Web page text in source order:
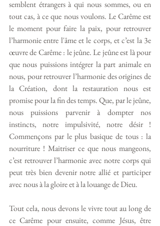
semblent étrangers à qui nous sommes, ou en
tout cas, à ce que nous voulons. Le Carême est
le moment pour faire la paix, pour retrouver
l’harmonie entre l'âme et le corps, et c’est la 3e
œuvre de Carême : le jeûne. Le jeûne est là pour
que nous puissions intégrer la part animale en
nous, pour retrouver l’harmonie des origines de
la Création, dont la restauration nous est
promise pour la fin des temps. Que, par le jeûne,
nous puissions parvenir à dompter nos
instincts, notre impulsivité, notre désir !
Commençons par le plus basique de tous : la
nourriture ! Maitriser ce que nous mangeons,
c’est retrouver l’harmonie avec notre corps qui
peut très bien devenir notre allié et participer
avec nous à la gloire et à la louange de Dieu.
Tout cela, nous devons le vivre tout au long de
ce Carême pour ensuite, comme Jésus, être